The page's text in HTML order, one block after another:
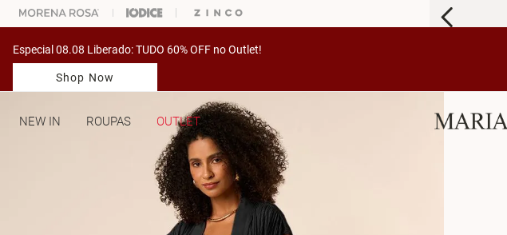
ESCOLHER SEU LOOK? FALE COM NOSSA PERSONAL SHOPPER.
Especial 08.08 Liberado: TUDO 60% OFF no Outlet!
Shop Now
NEW IN ROUPAS OUTLET